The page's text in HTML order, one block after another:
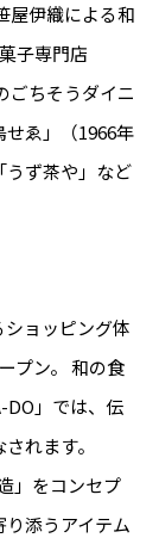
屋伊織による和
子専門店
ちそうダイニ
ゑ」（1966年
うず茶や」など
ョッピング体
プン。 和の食
DO」では、伝
れます。
」をコンセプ
り添うアイテム